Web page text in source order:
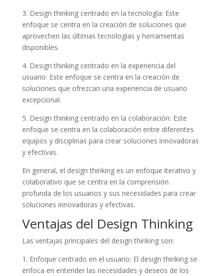
3. Design thinking centrado en la tecnología: Este
enfoque se centra en la creación de soluciones que
aprovechen las últimas tecnologías y herramientas
disponibles.
4. Design thinking centrado en la experiencia del
usuario: Este enfoque se centra en la creación de
soluciones que ofrezcan una experiencia de usuario
excepcional.
5. Design thinking centrado en la colaboración: Este
enfoque se centra en la colaboración entre diferentes
equipos y disciplinas para crear soluciones innovadoras
y efectivas.
En general, el design thinking es un enfoque iterativo y
colaborativo que se centra en la comprensión
profunda de los usuarios y sus necesidades para crear
soluciones innovadoras y efectivas.
Ventajas del Design Thinking
Las ventajas principales del design thinking son:
1. Enfoque centrado en el usuario: El design thinking se
enfoca en entender las necesidades y deseos de los